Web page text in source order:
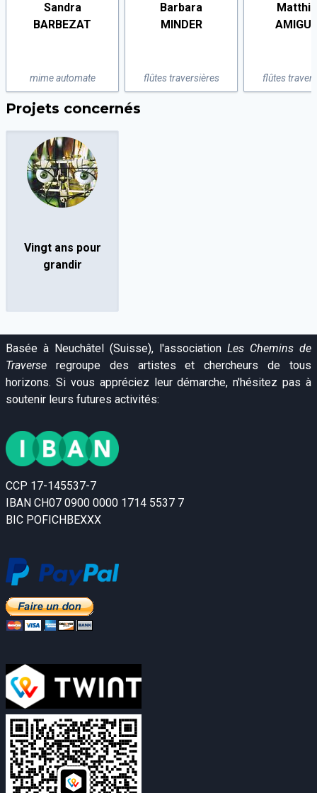
Sandra
BARBEZAT
mime automate
Barbara
MINDER
flûtes traversières flûtes
Projets concernés
Vingt ans pour
grandir
Basée à Neuchâtel (Suisse), l'association Les Chemins de
Traverse regroupe des artistes et chercheurs de tous
horizons. Si vous appréciez leur démarche, n'hésitez pas à
soutenir leurs futures activités:
CCP 17-145537-7
IBAN CH07 0900 0000 1714 5537 7
BIC POFICHBEXXX